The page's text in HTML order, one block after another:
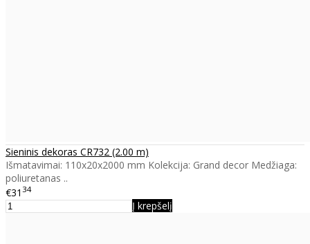
Sieninis dekoras CR732 (2.00 m)
Išmatavimai: 110x20x2000 mm Kolekcija: Grand decor Medžiaga:
poliuretanas ..
€31 34
Į krepšelį